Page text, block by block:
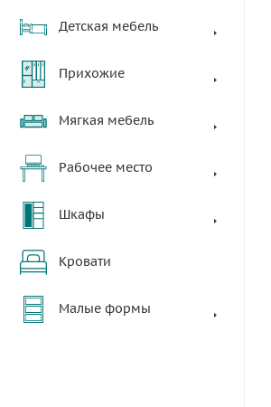
Детская мебель
Прихожие
Мягкая мебель
Рабочее место
Шкафы
Кровати
Малые формы